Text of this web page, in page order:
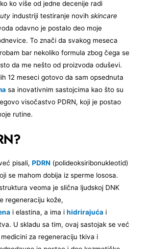
ko više od jedne decenije radi
industriji testiranje novih skincare
odavno je postalo deo moje
To znači da svakog meseca
bar nekoliko formula zbog čega se
da me nešto od proizvoda oduševi.
12 meseci gotovo da sam opsednuta
sa inovativnim sastojcima kao što su
visočastvo PDRN, koji je postao
rutine.
pisali,PDRN (polideoksiribonukleotid)
se mahom dobija iz sperme lososa.
veoma je slična ljudskoj DNK
regeneraciju kože,
i elastina, a ima ihidrirajuća i
U skladu sa tim, ovaj sastojak se već
za regeneraciju tkiva i